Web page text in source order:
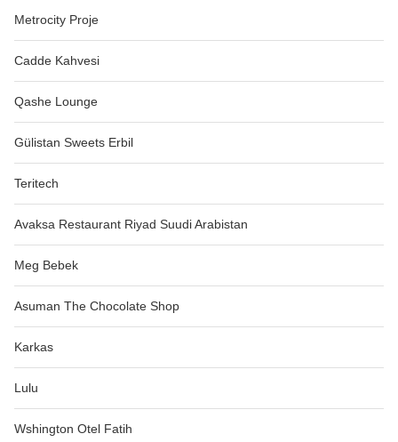
Metrocity Proje
Cadde Kahvesi
Qashe Lounge
Gülistan Sweets Erbil
Teritech
Avaksa Restaurant Riyad Suudi Arabistan
Meg Bebek
Asuman The Chocolate Shop
Karkas
Lulu
Wshington Otel Fatih